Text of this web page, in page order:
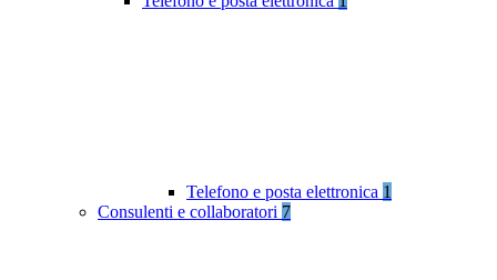
Telefono e posta elettronica 1
Consulenti e collaboratori 7